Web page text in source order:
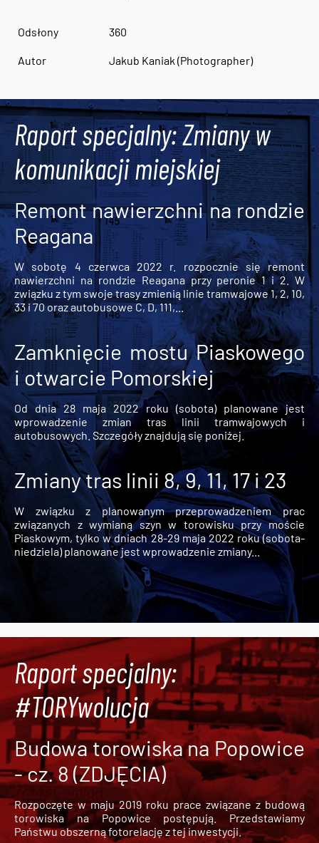
Odsłony 360
Autor Jakub Kaniak (Photographer)
Raport specjalny: Zmiany w
komunikacji miejskiej
Remont nawierzchni na rondzie
Reagana
W sobotę 4 czerwca 2022 r. rozpocznie się remont
nawierzchni na rondzie Reagana przy peronie 1 i 2. W
związku z tym swoje trasy zmienią linie tramwajowe 1, 2, 10,
33 i 70 oraz autobusowe C, D, 111,...
Zamknięcie mostu Piaskowego
i otwarcie Pomorskiej
Od dnia 28 maja 2022 roku (sobota) planowane jest
wprowadzenie zmian tras linii tramwajowych i
autobusowych. Szczegóły znajdują się poniżej.
Zmiany tras linii 8, 9, 11, 17 i 23
W związku z planowanym przeprowadzeniem prac
związanych z wymianą szyn w torowisku przy moście
Piaskowym, tylko w dniach 28-29 maja 2022 roku (sobota-
niedziela) planowane jest wprowadzenie zmiany...
Raport specjalny:
#TORYwolucja
Budowa torowiska na Popowice
- cz. 8 (ZDJĘCIA)
Rozpoczęte w maju 2019 roku prace związane z budową
torowiska na Popowice
postępują. Przedstawiamy
Państwu obszerną fotorelację z tej inwestycji.